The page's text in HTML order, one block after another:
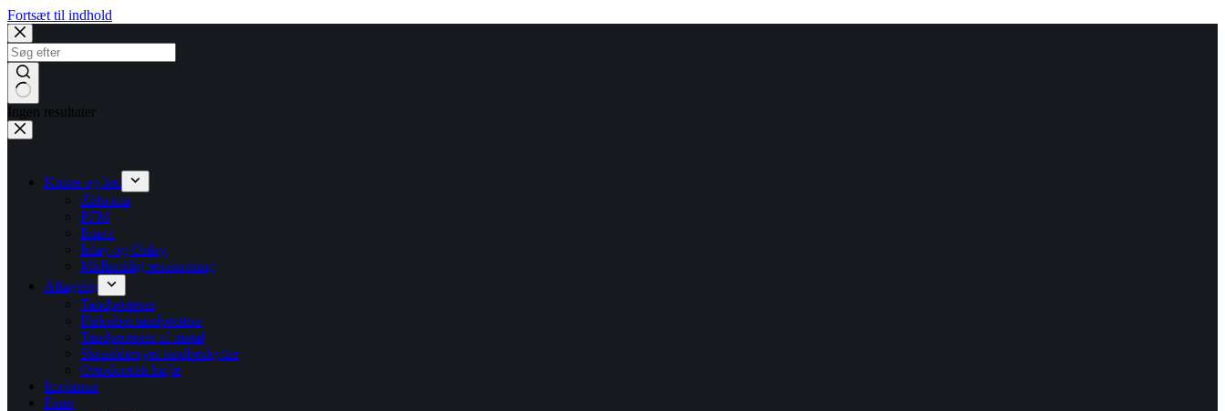
Fortsæt til indhold
Ingen resultater
Krone og bro
Zirkonia
PFM
Emax
Inlay og Onlay
Midlertidig restaurering
Aftagelig
Tandproteser
Fleksibel tandprotese
Tandproteser af metal
Skræddersyet tandbeskytter
Ortodontisk bøjle
Implantat
Finér